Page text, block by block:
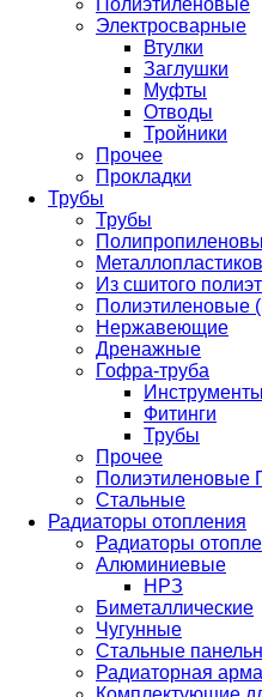
Полиэтиленовые
Электросварные
Втулки
Заглушки
Муфты
Отводы
Тройники
Прочее
Прокладки
Трубы
Трубы
Из сшитого
Полиэтиленовые
Нержавеющие
Дренажные
Гофра-труба
Инструменты
Фитинги
Трубы
Прочее
Полиэтиленовые
Стальные
Радиаторы отопления
Радиаторы
Алюминиевые
НРЗ
Биметаллические
Чугунные
Стальные
Радиаторная